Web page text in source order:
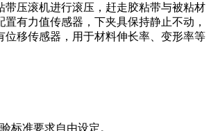
压滚机进行滚压，赶走胶粘带与被粘材
有力值传感器，下夹具保持静止不动，
移传感器，用于材料伸长率、变形率等
标准要求自由设定。